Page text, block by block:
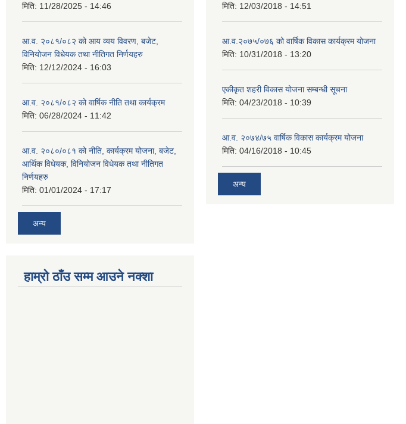
मिति: 11/28/2025 - 14:46
आ.व. २०८१/०८२ को आय व्यय विवरण, बजेट,
विनियोजन विधेयक तथा नीतिगत निर्णयहरु
मिति: 12/12/2024 - 16:03
आ.व. २०८१/०८२ को वार्षिक नीति तथा कार्यक्रम
मिति: 06/28/2024 - 11:42
आ.व. २०८०/०८१ को नीति, कार्यक्रम योजना, बजेट,
आर्थिक विधेयक, विनियोजन विधेयक तथा नीतिगत
निर्णयहरु
मिति: 01/01/2024 - 17:17
अन्य
मिति: 12/03/2018 - 14:51
आ.व.२०७५/०७६ को वार्षिक विकास कार्यक्रम योजना
मिति: 10/31/2018 - 13:20
एकीकृत शहरी विकास योजना सम्बन्धी सूचना
मिति: 04/23/2018 - 10:39
आ.व. २०७४/७५ वार्षिक विकास कार्यक्रम योजना
मिति: 04/16/2018 - 10:45
अन्य
हाम्रो ठाँउ सम्म आउने नक्शा